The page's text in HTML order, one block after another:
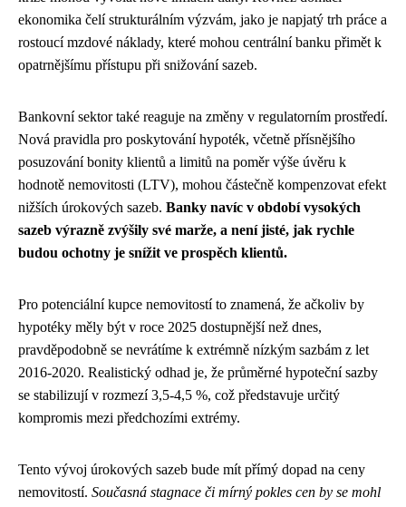
ekonomika čelí strukturálním výzvám, jako je napjatý trh práce a
rostoucí mzdové náklady, které mohou centrální banku přimět k
opatrnějšímu přístupu při snižování sazeb.
Bankovní sektor také reaguje na změny v regulatorním prostředí.
Nová pravidla pro poskytování hypoték, včetně přísnějšího
posuzování bonity klientů a limitů na poměr výše úvěru k
hodnotě nemovitosti (LTV), mohou částečně kompenzovat efekt
nižších úrokových sazeb. Banky navíc v období vysokých
sazeb výrazně zvýšily své marže, a není jisté, jak rychle
budou ochotny je snížit ve prospěch klientů.
Pro potenciální kupce nemovitostí to znamená, že ačkoliv by
hypotéky měly být v roce 2025 dostupnější než dnes,
pravděpodobně se nevrátíme k extrémně nízkým sazbám z let
2016-2020. Realistický odhad je, že průměrné hypoteční sazby
se stabilizují v rozmezí 3,5-4,5 %, což představuje určitý
kompromis mezi předchozími extrémy.
Tento vývoj úrokových sazeb bude mít přímý dopad na ceny
nemovitostí. Současná stagnace či mírný pokles cen by se mohl